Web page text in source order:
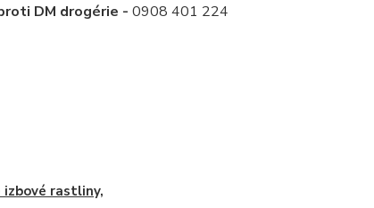
DM drogérie - 0908 401 224
izbové rastliny,